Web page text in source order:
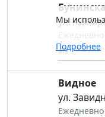
ул.
м.
Видное
ул.
Ежедневно
Мы
Подробнее